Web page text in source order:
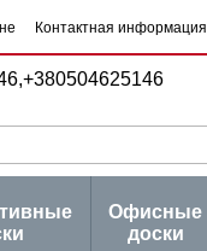
Контактная информация
Блог
+380504625146
Офисные
доски